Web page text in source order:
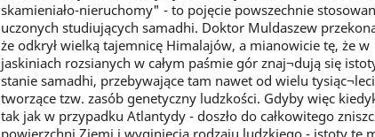
skamieniało-nieruchomy" - to pojęcie powszechnie
uczonych studiujących samadhi. Doktor Muldaszew
że odkrył wielką tajemnicę Himalajów, a mianowicie tę, że w
jaskiniach rozsianych w całym paśmie gór znaj¬dują się
stanie samadhi, przebywające tam nawet od wielu
tworzące tzw. zasób genetyczny ludzkości. Gdyby więc
tak jak w przypadku Atlantydy - doszło do całkowitego
powierzchni Ziemi i wyginięcia rodzaju ludzkiego - istoty te